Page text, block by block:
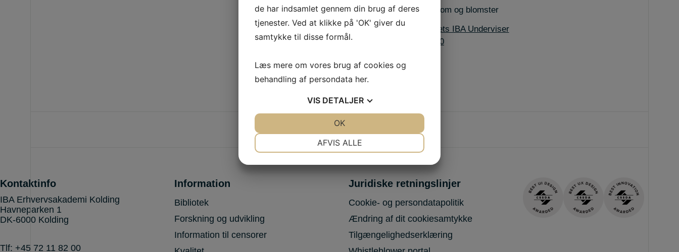
2020:
Lars vinder Årets IBA Underviser
2020
Kontaktinfo
IBA Erhvervsakademi Kolding
Havneparken 1
DK-6000 Kolding
Tlf: +45 72 11 82 00
Information
Bibliotek
Forskning og udvikling
Information til censorer
Juridiske retningslinjer
Cookie- og persondatapolitik
Ændring af dit cookiesamtykke
Tilgængelighedserklæring
de har indsamlet gennem din brug af deres
tjenester. Ved at klikke på 'OK' giver du
samtykke til disse formål.
Læs mere om vores brug af cookies og
behandling af persondata her.
VIS DETALJER
AFVIS ALLE
OK